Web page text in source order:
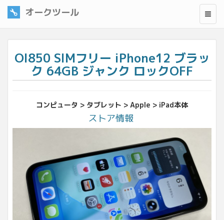
オークツール
OI850 SIMフリー iPhone12 ブラッ
ク 64GB ジャンク ロックOFF
コンピュータ > タブレット > Apple > iPad本体
ストア情報